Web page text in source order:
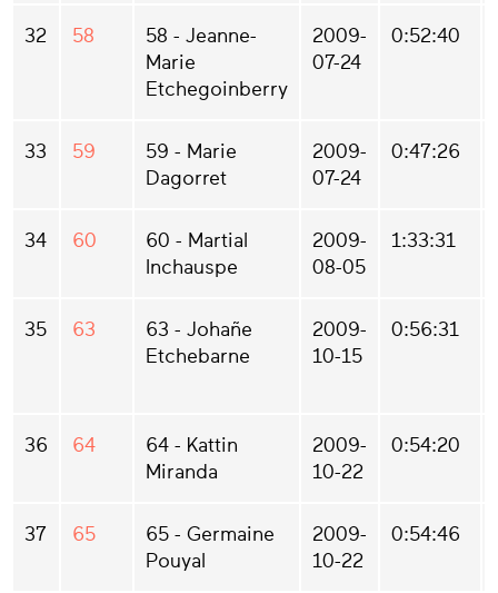
32 58
58 - Jeanne-
Marie
Etchegoinberry
2009-
07-24
0:52:40
33 59
59 - Marie
Dagorret
2009-
07-24
0:47:26
34 60
60 - Martial
Inchauspe
2009-
08-05
1:33:31
35 63
63 - Johañe
Etchebarne
2009-
10-15
0:56:31
36 64
64 - Kattin
Miranda
2009-
10-22
0:54:20
37 65
65 - Germaine
Pouyal
2009-
10-22
0:54:46